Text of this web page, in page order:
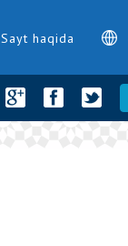
Sayt haqida